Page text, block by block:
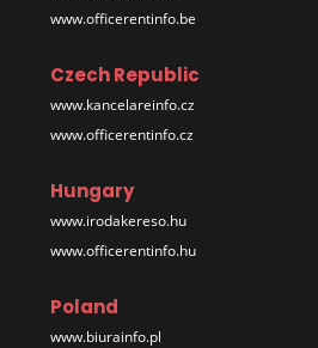
www.officerentinfo.be
Czech Republic
www.kancelareinfo.cz
www.officerentinfo.cz
Hungary
www.irodakereso.hu
www.officerentinfo.hu
Poland
www.biurainfo.pl